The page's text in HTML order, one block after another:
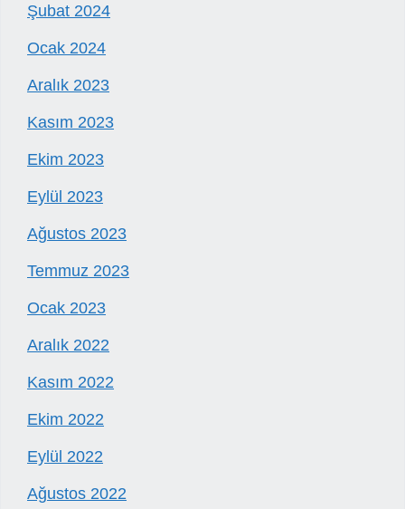
Şubat 2024
Ocak 2024
Aralık 2023
Kasım 2023
Ekim 2023
Eylül 2023
Ağustos 2023
Temmuz 2023
Ocak 2023
Aralık 2022
Kasım 2022
Ekim 2022
Eylül 2022
Ağustos 2022